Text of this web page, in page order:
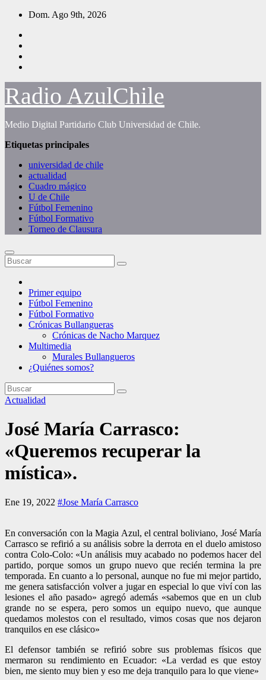
Saltar
contenido
Dom. Ago 9th, 2026
Radio AzulChile
Medio Digital Partidario Club Universidad de Chile.
Etiquetas principales
universidad de chile
actualidad
Cuadro mágico
U de Chile
Fútbol Femenino
Fútbol Formativo
Torneo de Clausura
Primer equipo
Fútbol Femenino
Fútbol Formativo
Crónicas Bullangueras
Crónicas de Nacho Marquez
Multimedia
Murales Bullangueros
¿Quiénes somos?
Actualidad
José María Carrasco:
«Queremos recuperar la
mística».
Ene 19, 2022 #Jose María Carrasco
En conversación con la Magia Azul, el central boliviano, José María
Carrasco se refirió a su análisis sobre la derrota en el duelo amistoso
contra Colo-Colo: «Un análisis muy acabado no podemos hacer del
partido, porque somos un grupo nuevo que recién termina la pre
temporada. En cuanto a lo personal, aunque no fue mi mejor partido,
me genera satisfacción volver a jugar en especial lo que viví con las
lesiones el año pasado» agregó además «sabemos que en un club
grande no se espera, pero somos un equipo nuevo, que aunque
quedamos molestos con el resultado, vimos cosas que nos dejaron
tranquilos en ese clásico»
El defensor también se refirió sobre sus problemas físicos que
mermaron su rendimiento en Ecuador: «La verdad es que estoy
bien, me siento muy bien y eso me deja tranquilo para lo que viene»